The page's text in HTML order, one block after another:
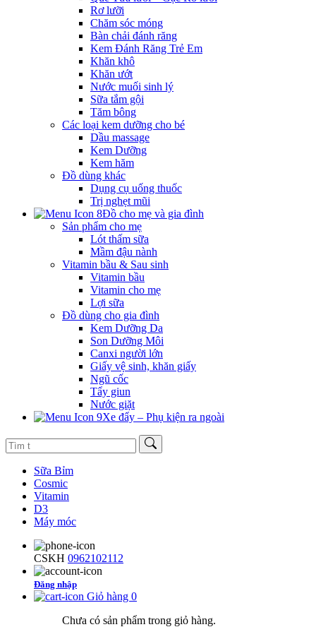
Rơ lưỡi
Chăm sóc móng
Bàn chải đánh răng
Kem Đánh Răng Trẻ Em
Khăn khô
Khăn ướt
Nước muối sinh lý
Sữa tắm gội
Tăm bông
Các loại kem dưỡng cho bé
Dầu massage
Kem Dưỡng
Kem hăm
Đồ dùng khác
Dụng cụ uống thuốc
Trị nghẹt mũi
Đồ cho mẹ và gia đình
Sản phẩm cho mẹ
Lót thấm sữa
Mầm đậu nành
Vitamin bầu & Sau sinh
Vitamin bầu
Vitamin cho mẹ
Lợi sữa
Đồ dùng cho gia đình
Kem Dưỡng Da
Son Dưỡng Môi
Canxi người lớn
Giấy vệ sinh, khăn giấy
Ngũ cốc
Tẩy giun
Nước giặt
Xe đẩy – Phụ kiện ra ngoài
Sữa Bỉm
Cosmic
Vitamin
D3
Máy móc
CSKH 0962102112
Đăng nhập
Giỏ hàng 0
Chưa có sản phẩm trong giỏ hàng.